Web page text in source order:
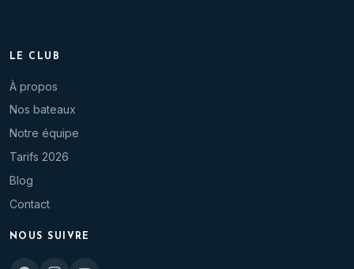
LE CLUB
À propos
Nos bateaux
Notre équipe
Tarifs 2026
Blog
Contact
NOUS SUIVRE